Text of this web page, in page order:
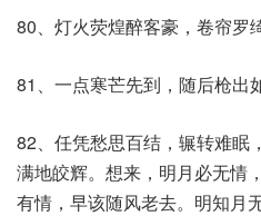
80、灯火荧煌醉客豪，卷帘罗
81、一点寒芒先到，随后枪出
82、任凭愁思百结，辗转难眠
满地皎辉。想来，明月必无情
有情，早该随风老去。明知月